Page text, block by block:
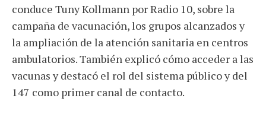
conduce Tuny Kollmann por Radio 10, sobre la
campaña de vacunación, los grupos alcanzados y
la ampliación de la atención sanitaria en centros
ambulatorios. También explicó cómo acceder a las
vacunas y destacó el rol del sistema público y del
147 como primer canal de contacto.